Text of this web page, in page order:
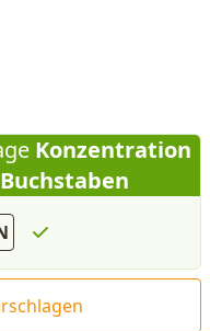
Konzentration